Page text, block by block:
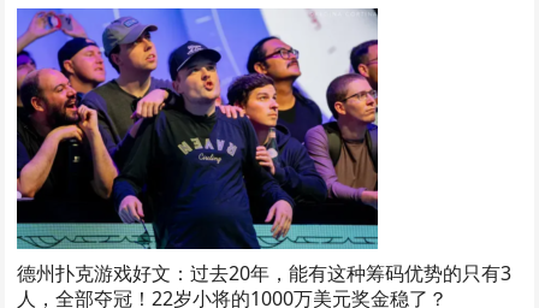
德州扑克游戏好文：过去20年，能有这种筹码优势的只有3
人，全部夺冠！22岁小将的1000万美元奖金稳了？